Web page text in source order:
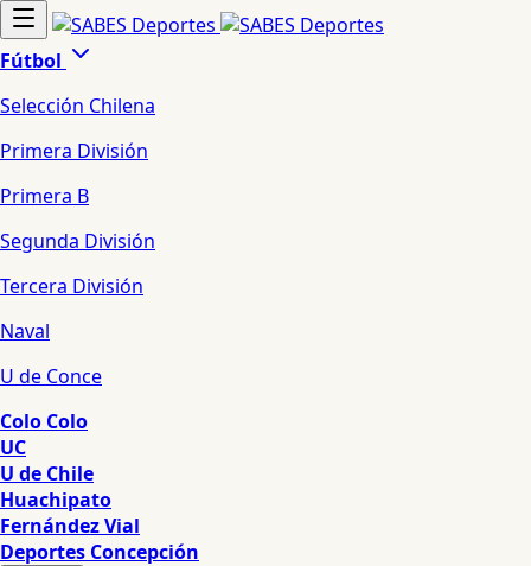
Fútbol
Selección Chilena
Primera División
Primera B
Segunda División
Tercera División
Naval
U de Conce
Colo Colo
UC
U de Chile
Huachipato
Fernández Vial
Deportes Concepción